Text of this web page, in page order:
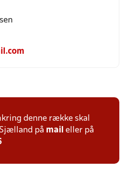
denne række skal
på mail eller på